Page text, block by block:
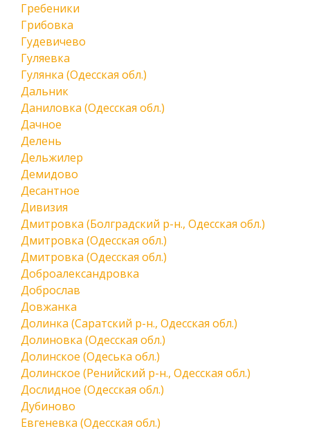
Гребеники
Грибовка
Гудевичево
Гуляевка
Гулянка (Одесская обл.)
Дальник
Даниловка (Одесская обл.)
Дачное
Делень
Дельжилер
Демидово
Десантное
Дивизия
Дмитровка (Болградский р-н., Одесская обл.)
Дмитровка (Одесская обл.)
Дмитровка (Одесская обл.)
Доброалександровка
Доброслав
Довжанка
Долинка (Саратский р-н., Одесская обл.)
Долиновка (Одесская обл.)
Долинское (Одеська обл.)
Долинское (Ренийский р-н., Одесская обл.)
Дослидное (Одесская обл.)
Дубиново
Евгеневка (Одесская обл.)